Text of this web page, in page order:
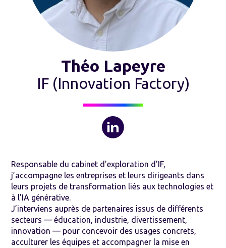
Théo Lapeyre
IF (Innovation Factory)
Responsable du cabinet d’exploration d’IF,
j’accompagne les entreprises et leurs dirigeants dans
leurs projets de transformation liés aux technologies et
à l’IA générative.
J’interviens auprès de partenaires issus de différents
secteurs — éducation, industrie, divertissement,
innovation — pour concevoir des usages concrets,
acculturer les équipes et accompagner la mise en